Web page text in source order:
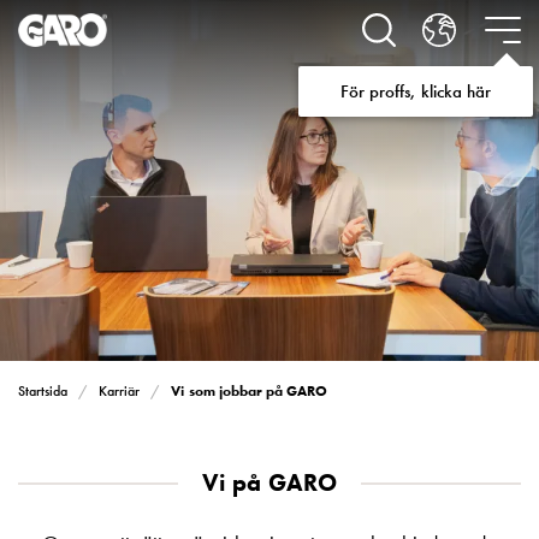
För proffs, klicka här
Lösningar
för
Elbilsladdning
bostadsrättsförening
Elbilsladdning
företag
Elbilsladdning
publika
miljöer
Villan
Campingplatser
Laddboxar
Startsida Karriär Vi som jobbar på GARO
Vi på GARO